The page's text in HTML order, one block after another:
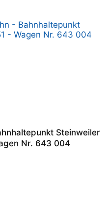
Steinweiler
Nr. 643 004